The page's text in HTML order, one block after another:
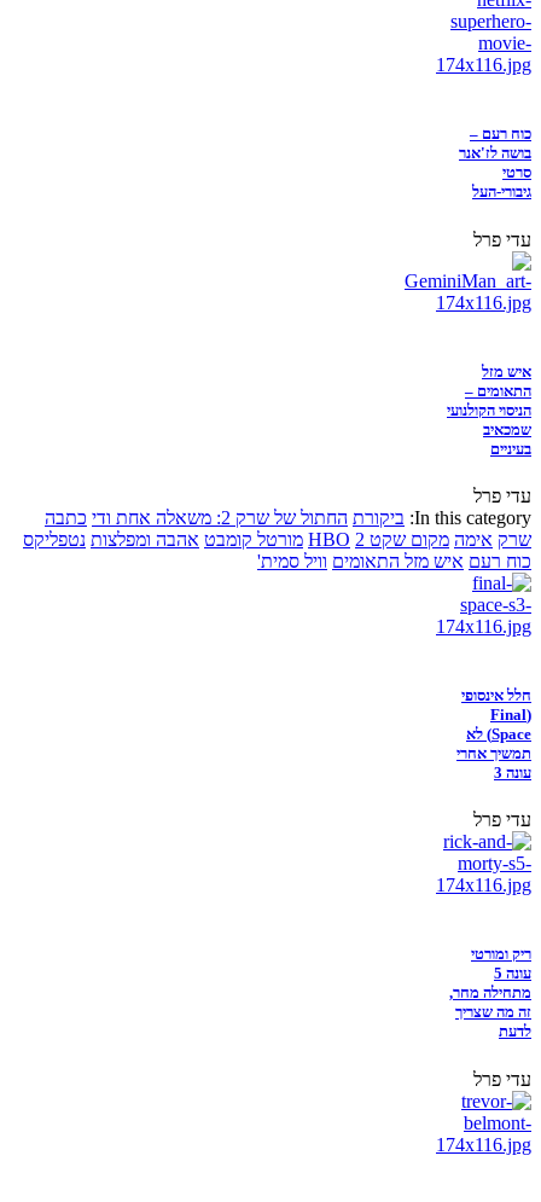
כוח רעם –
בושה לז'אנר
סרטי
גיבורי-העל
עדי פרל
איש מזל
התאומים –
הניסוי הקולנועי
שמכאיב
בעיניים
עדי פרל
In this category: ביקורת החתול של שרק 2: משאלה אחת ודי
כתבה
שרק אימה מקום שקט 2 HBO מורטל קומבט אהבה ומפלצות נטפליקס
כוח רעם איש מזל התאומים וויל סמית'
חלל אינסופי
(Final
Space) לא
תמשיך אחרי
עונה 3
עדי פרל
ריק ומורטי
עונה 5
מתחילה מחר,
זה מה שצריך
לדעת
עדי פרל